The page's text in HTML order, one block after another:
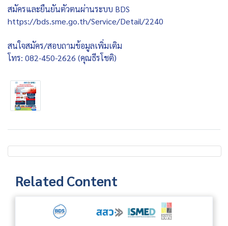
สมัครและยืนยันตัวตนผ่านระบบ BDS
https://bds.sme.go.th/Service/Detail/2240
สนใจสมัคร/สอบถามข้อมูลเพิ่มเติม
โทร: 082-450-2626 (คุณธีรโชติ)
Related Content